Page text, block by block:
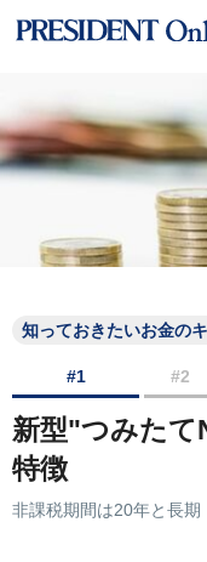
知っておきたいお金の
#1 #2
新型"つみたて
特徴
非課税期間は20年と長期